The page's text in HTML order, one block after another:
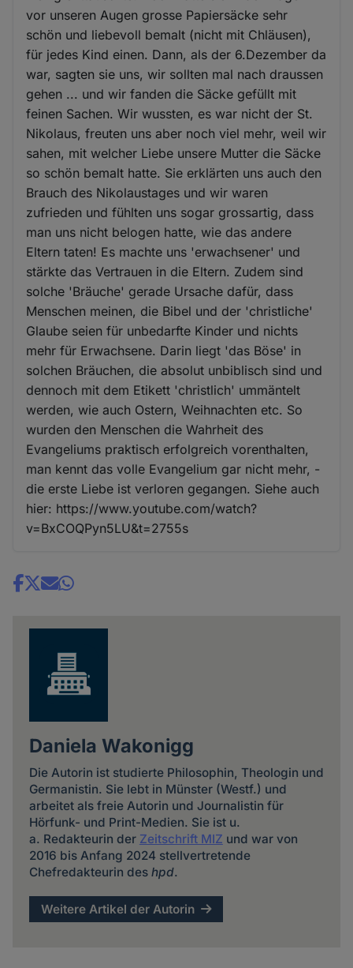
vor unseren Augen grosse Papiersäcke sehr
schön und liebevoll bemalt (nicht mit Chläusen),
für jedes Kind einen. Dann, als der 6.Dezember da
war, sagten sie uns, wir sollten mal nach draussen
gehen ... und wir fanden die Säcke gefüllt mit
feinen Sachen. Wir wussten, es war nicht der St.
Nikolaus, freuten uns aber noch viel mehr, weil wir
sahen, mit welcher Liebe unsere Mutter die Säcke
so schön bemalt hatte. Sie erklärten uns auch den
Brauch des Nikolaustages und wir waren
zufrieden und fühlten uns sogar grossartig, dass
man uns nicht belogen hatte, wie das andere
Eltern taten! Es machte uns 'erwachsener' und
stärkte das Vertrauen in die Eltern. Zudem sind
solche 'Bräuche' gerade Ursache dafür, dass
Menschen meinen, die Bibel und der 'christliche'
Glaube seien für unbedarfte Kinder und nichts
mehr für Erwachsene. Darin liegt 'das Böse' in
solchen Bräuchen, die absolut unbiblisch sind und
dennoch mit dem Etikett 'christlich' ummäntelt
werden, wie auch Ostern, Weihnachten etc. So
wurden den Menschen die Wahrheit des
Evangeliums praktisch erfolgreich vorenthalten,
man kennt das volle Evangelium gar nicht mehr, -
die erste Liebe ist verloren gegangen. Siehe auch
hier: https://www.youtube.com/watch?
v=BxCOQPyn5LU&t=2755s
Share
Daniela Wakonigg
Die Autorin ist studierte Philosophin, Theologin und
Germanistin. Sie lebt in Münster (Westf.) und
arbeitet als freie Autorin und Journalistin für
Hörfunk- und Print-Medien. Sie ist u.
a. Redakteurin der Zeitschrift MIZ und war von
2016 bis Anfang 2024 stellvertretende
Chefredakteurin des hpd.
Weitere Artikel der Autorin